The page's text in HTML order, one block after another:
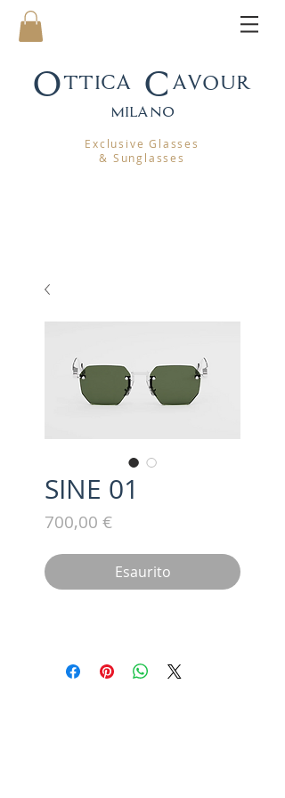
Ottica Cavour
milano
Exclusive Glasses
& Sunglasses
SINE 01
700,00 €Prezzo
Esaurito